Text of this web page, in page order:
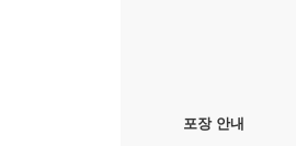
포장 안내